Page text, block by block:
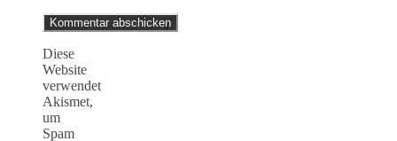
Diese
Website
verwendet
Akismet,
um
Spam